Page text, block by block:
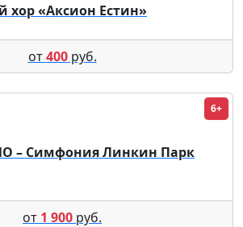
хор «Аксион Естин»
от400руб.
6+
– Симфония Линкин Парк
от 1 900 руб.